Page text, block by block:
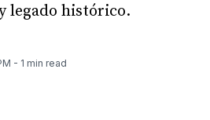
legado histórico.
- 1 min read